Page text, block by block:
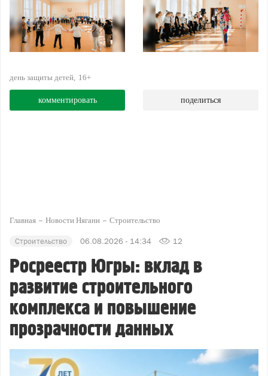
день защиты детей 16+
комментировать поделиться
Главная Новости Нягани Строительство
Строительство 06.08.2026 - 14:34 12
Росреестр Югры: вклад в
развитие строительного
комплекса и повышение
прозрачности данных